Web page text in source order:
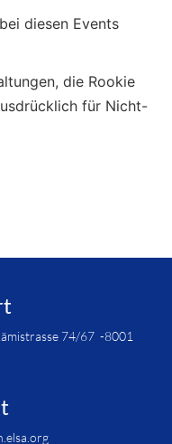
diesen Events
die Rookie
für Nicht-
74/67 -8001